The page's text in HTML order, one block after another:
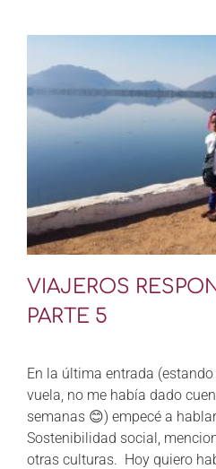
VIAJEROS
PARTE 5
En la última entrada
vuela, no me había dado
semanas 😊) empecé a
Sostenibilidad social,
otras culturas. Hoy quiero